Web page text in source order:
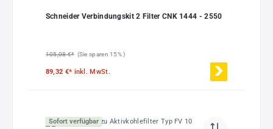
Schneider Verbindungskit 2 Filter CNK 1444 - 2550
105,08 €* (Sie sparen 15% )
89,32 €* inkl. MwSt.
Sofort verfügbar